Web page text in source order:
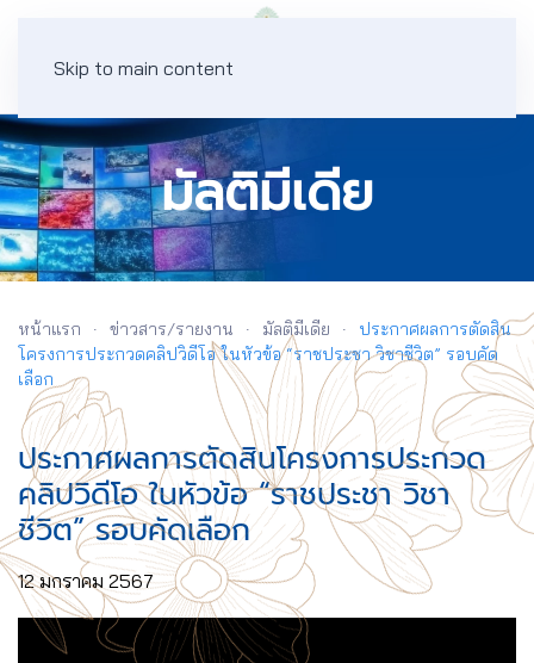
Skip to main content
มัลติมีเดีย
หน้าแรก ข่าวสาร/รายงาน มัลติมีเดีย
ประกาศผลการตัดสิน
โครงการประกวดคลิปวิดีโอ ในหัวข้อ “ราชประชา วิชาชีวิต” รอบคัด
เลือก
ประกาศผลการตัดสินโครงการประกวด
คลิปวิดีโอ ในหัวข้อ “ราชประชา วิชา
ชีวิต” รอบคัดเลือก
12 มกราคม 2567